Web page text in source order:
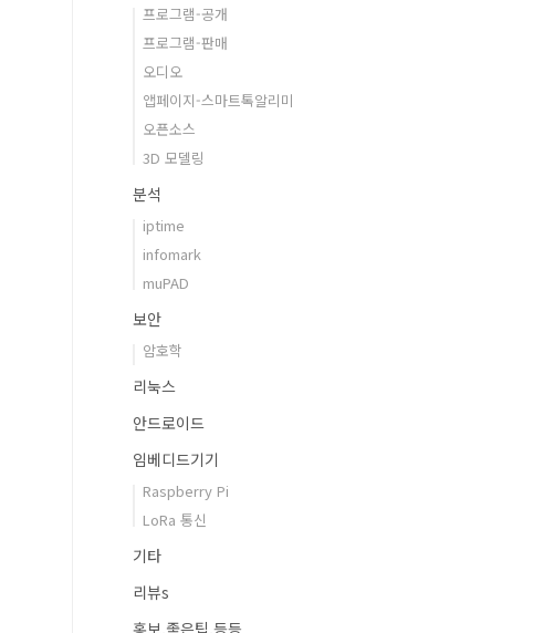
프로그램-공개
프로그램-판매
오디오
앱페이지-스마트톡알리미
오픈소스
3D 모델링
분석
iptime
infomark
muPAD
보안
암호학
리눅스
안드로이드
임베디드기기
Raspberry Pi
LoRa 통신
기타
리뷰s
홍보,좋은팁,등등